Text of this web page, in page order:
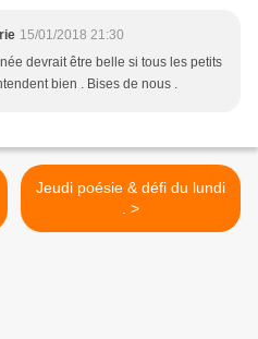
15/01/2018 21:30
devrait être belle si tous les petits
bien . Bises de nous .
Jeudi poésie & défi du lundi
. >